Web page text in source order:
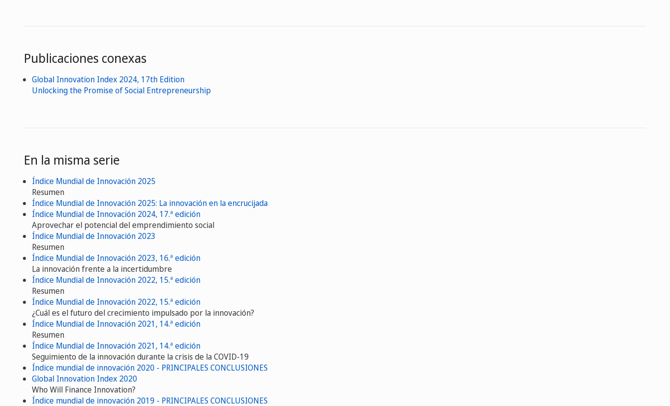
Publicaciones conexas
Global Innovation Index 2024, 17th Edition
Unlocking the Promise of Social Entrepreneurship
En la misma serie
Índice Mundial de Innovación 2025
Resumen
Índice Mundial de Innovación 2025: La innovación en la encrucijada
Índice Mundial de Innovación 2024, 17.ª edición
Aprovechar el potencial del emprendimiento social
Índice Mundial de Innovación 2023
Resumen
Índice Mundial de Innovación 2023, 16.ª edición
La innovación frente a la incertidumbre
Índice Mundial de Innovación 2022, 15.ª edición
Resumen
Índice Mundial de Innovación 2022, 15.ª edición
¿Cuál es el futuro del crecimiento impulsado por la innovación?
Índice Mundial de Innovación 2021, 14.ª edición
Resumen
Índice Mundial de Innovación 2021, 14.ª edición
Seguimiento de la innovación durante la crisis de la COVID-19
Índice mundial de innovación 2020 - PRINCIPALES CONCLUSIONES
Global Innovation Index 2020
Who Will Finance Innovation?
Índice mundial de innovación 2019 - PRINCIPALES CONCLUSIONES